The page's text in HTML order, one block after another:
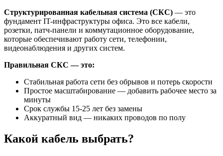
Структурированная кабельная система (СКС) — это
фундамент IT-инфраструктуры офиса. Это все кабели,
розетки, патч-панели и коммутационное оборудование,
которые обеспечивают работу сети, телефонии,
видеонаблюдения и других систем.
Правильная СКС — это:
Стабильная работа сети без обрывов и потерь скорости
Простое масштабирование — добавить рабочее место за
минуты
Срок службы 15-25 лет без замены
Аккуратный вид — никаких проводов по полу
Какой кабель выбрать?